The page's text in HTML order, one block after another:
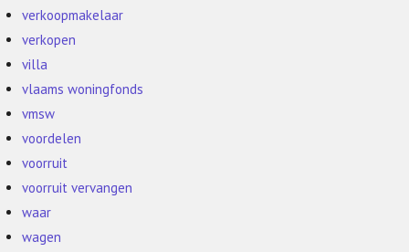
verkoopmakelaar
verkopen
villa
vlaams woningfonds
vmsw
voordelen
voorruit
voorruit vervangen
waar
wagen